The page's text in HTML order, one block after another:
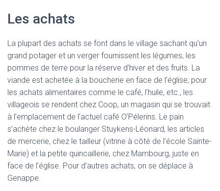
Les achats
La plupart des achats se font dans le village sachant qu’un
grand potager et un verger fournissent les légumes, les
pommes de terre pour la réserve d’hiver et des fruits. La
viande est achetée à la boucherie en face de l’église; pour
les achats alimentaires comme le café, l’huile, etc., les
villageois se rendent chez Coop, un magasin qui se trouvait
à l’emplacement de l’actuel café O’Pélerins. Le pain
s’achète chez le boulanger Stuykens-Léonard, les articles
de mercerie, chez le tailleur (vitrine à côté de l’école Sainte-
Marie) et la petite quincaillerie, chez Mambourg, juste en
face de l’église. Pour d’autres achats, on se déplace à
Genappe.